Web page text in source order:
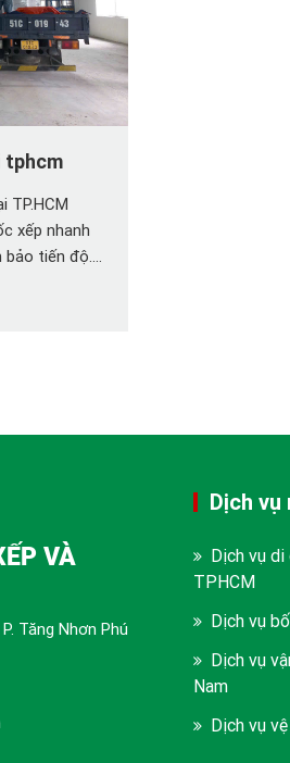
tphcm
TP.HCM
xếp nhanh
tiến độ.
thường,
VÀ
Tăng Nhơn Phú
Dịch vụ
Dịch vụ
TPHCM
Dịch vụ
Dịch vụ
Nam
Dịch vụ